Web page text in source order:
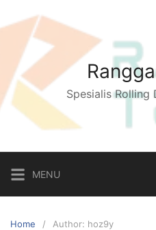
to
content
Spesialis Rolling
MENU
Home Author: hoz9y